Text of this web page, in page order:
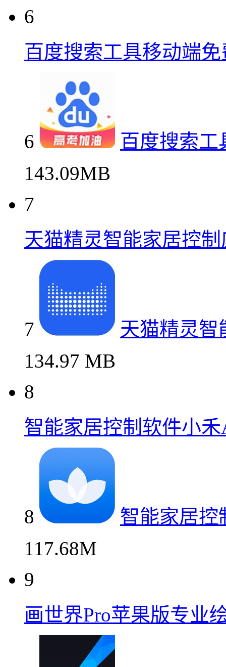
6
百度搜索工具移动端
6
百度搜索工
143.09MB
7
天猫精灵智能家居控
7
天猫精灵智
134.97 MB
8
智能家居控制软件小禾
8
智能家居控
117.68M
9
画世界Pro苹果版专业